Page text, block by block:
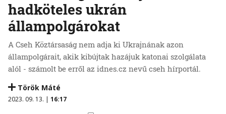
hadköteles ukrán
állampolgárokat
A Cseh Köztársaság nem adja ki Ukrajnának azon
állampolgárait, akik kibújtak hazájuk katonai szolgálata
alól - számolt be erről az idnes.cz nevű cseh hírportál.
Török Máté
2023. 09. 13. | 16:17